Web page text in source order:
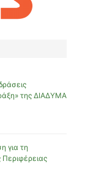
της ΔΙΑΔΥΜΑ
για τη